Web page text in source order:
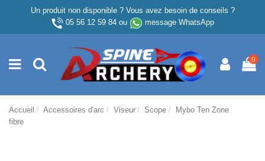
Un produit non disponible ? Vous avez besoin de conseils ?
05 56 12 59 84ou message WhatsApp
0
Accueil Accessoires d'arc Viseur Scope
Mybo Ten Zone
fibre